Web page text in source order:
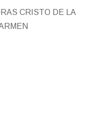
CRISTO DE LA